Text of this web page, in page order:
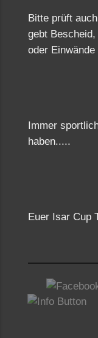
Bitte prüft
gebt
oder Einwände
Immer
haben.....
Euer Isar Cup